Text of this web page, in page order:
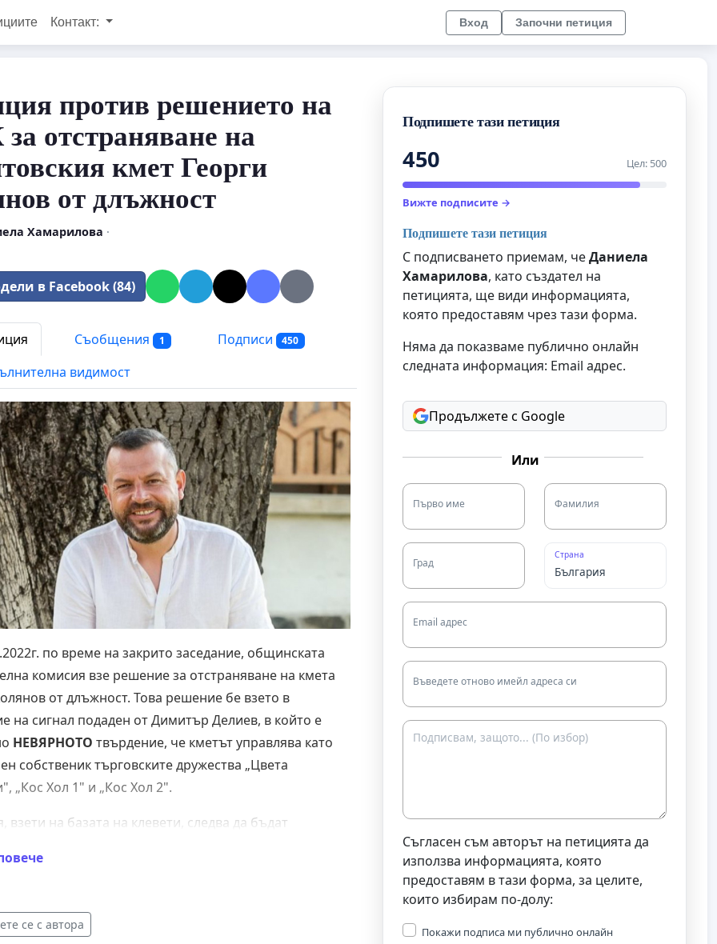
Контакт: Вход Започни петиция
против решението на
отстраняване на
кмет Георги
от длъжност
Хамарилова ·
в Facebook (84)
Съобщения 1 Подписи 450
видимост
по време на закрито заседание, общинската
комисия взе решение за отстраняване на кмета
от длъжност. Това решение бе взето в
на сигнал подаден от Димитър Делиев, в който е
НЕВЯРНОТО твърдение, че кметът управлява като
собственик търговските дружества „Цвета
„Кос Хол 1" и „Кос Хол 2".
взети на базата на клевети, следва да бъдат
всички граждани на община Ракитово, които
името на г-н Холянов, да застанат зад него чрез
на подпис в тази петиция.
се с автора
Подпишете тази петиция
450 Цел: 500
Вижте подписите →
Подпишете тази петиция
С подписването приемам, чеДаниела
Хамарилова, като създател на
петицията, ще види информацията,
която предоставям чрез тази форма.
Няма да показваме публично онлайн
следната информация: Email адрес.
Продължете с Google
Или
Първо име Фамилия
Град
Страна
Email адрес
Въведете отново имейл адреса си
Съгласен съм авторът на петицията да
използва информацията, която
предоставям в тази форма, за целите,
които избирам по-долу:
Покажи подписа ми публично онлайн